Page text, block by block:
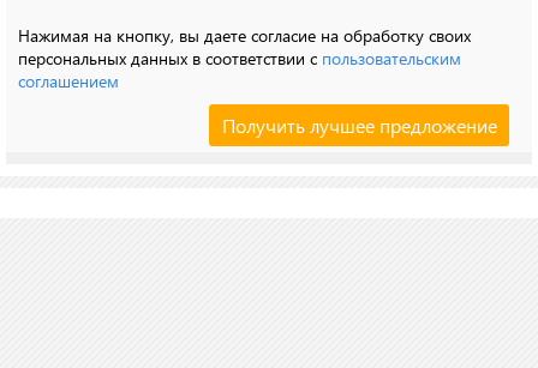
Нажимая на кнопку, вы даете согласие на обработку своих
персональных данных в соответствии с пользовательским
соглашением